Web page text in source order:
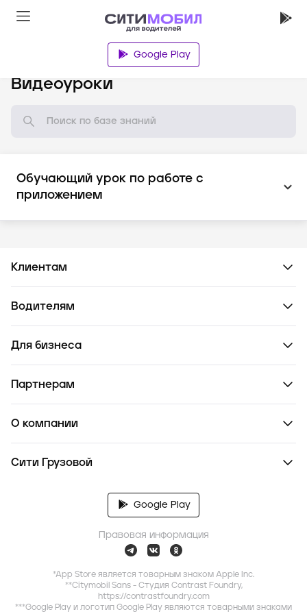
Google Play
Видеоуроки
Обучающий урок по работе с
приложением
Клиентам
Водителям
Для бизнеса
Партнерам
О компании
Сити Грузовой
Google Play
Правовая информация
*App Store является товарным знаком Apple Inc.
**Citymobil Sans - Студия Contrast Foundry,
https://contrastfoundry.com
***Google Play и логотип Google Play являются товарными знаками